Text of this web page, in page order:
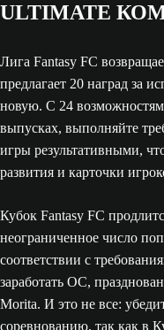
ULTIMATE
Лига Fantasy FC
предлагает 20 наград за
новую. С 24
выпусках, выполняйте
игры результативными,
развития и карточки
Кубок Fantasy FC
неограниченное число
соответствии с
заработать ОС,
Morita. И это не все:
соревнованию, так как в